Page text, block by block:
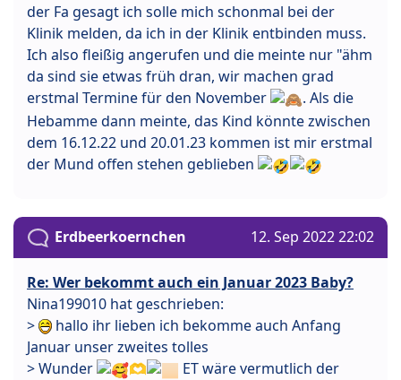
der Fa gesagt ich solle mich schonmal bei der
Klinik melden, da ich in der Klinik entbinden muss.
Ich also fleißig angerufen und die meinte nur "ähm
da sind sie etwas früh dran, wir machen grad
erstmal Termine für den November
. Als die
Hebamme dann meinte, das Kind könnte zwischen
dem 16.12.22 und 20.01.23 kommen ist mir erstmal
der Mund offen stehen geblieben
Erdbeerkoernchen 12. Sep 2022 22:02
Re: Wer bekommt auch ein Januar 2023 Baby?
Nina199010 hat geschrieben:
>
hallo ihr lieben ich bekomme auch Anfang
Januar unser zweites tolles
> Wunder
🫶
ET wäre vermutlich der